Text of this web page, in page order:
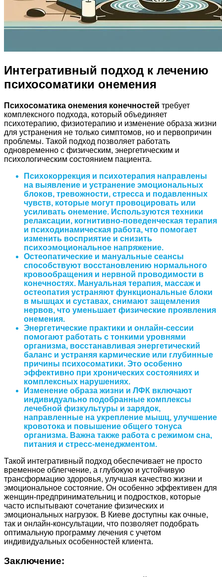
Интегративный подход к лечению
психосоматики онемения
Психосоматика онемения конечностей требует
комплексного подхода, который объединяет
психотерапию, физиотерапию и изменение образа жизни
для устранения не только симптомов, но и первопричин
проблемы. Такой подход позволяет работать
одновременно с физическим, энергетическим и
психологическим состоянием пациента.
Психокоррекция и психотерапия направлены
на выявление и устранение эмоциональных
блоков, тревожности, стресса и подавленных
чувств, которые могут провоцировать или
усиливать онемение. Используются техники
релаксации, когнитивно-поведенческая терапия
и психодинамическая работа, что помогает
изменить восприятие и снизить
психоэмоциональное напряжение.
Остеопатические и мануальные сеансы
способствуют восстановлению нормального
кровообращения и нервной проводимости в
конечностях. Мануальная терапия, массаж и
остеопатия устраняют функциональные блоки
в мышцах и суставах, снимают защемления
нервов, что уменьшает физические проявления
онемения.
Энергетические практики и онлайн-сессии
помогают работать с тонкими уровнями
организма, восстанавливая энергетический
баланс и устраняя кармические или глубинные
причины психосоматики. Это особенно
эффективно при хронических состояниях и
комплексных нарушениях.
Изменение образа жизни и ЛФК включают
индивидуально подобранные комплексы
лечебной физкультуры и зарядок,
направленные на укрепление мышц, улучшение
кровотока и повышение общего тонуса
организма. Важна также работа с режимом сна,
питания и стресс-менеджментом.
Такой интегративный подход обеспечивает не просто
временное облегчение, а глубокую и устойчивую
трансформацию здоровья, улучшая качество жизни и
эмоциональное состояние. Он особенно эффективен для
женщин-предпринимательниц и подростков, которые
часто испытывают сочетание физических и
эмоциональных нагрузок. В Киеве доступны как очные,
так и онлайн-консультации, что позволяет подобрать
оптимальную программу лечения с учетом
индивидуальных особенностей клиента.
Заключение: